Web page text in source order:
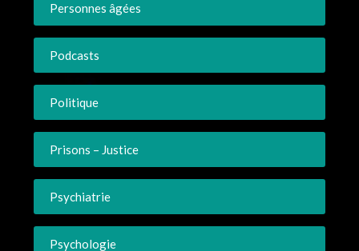
Personnes âgées
Podcasts
Politique
Prisons – Justice
Psychiatrie
Psychologie